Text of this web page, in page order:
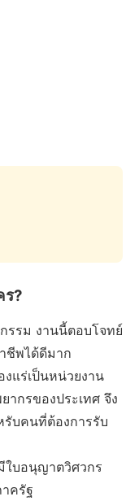
ร?
รรม งานนี้ตอบโจทย์
ชีพได้ดีมาก
แร่เป็นหน่วยงาน
กรของประเทศ จึง
บคนที่ต้องการรับ
ใบอนุญาตวิศวกร
ครัฐ